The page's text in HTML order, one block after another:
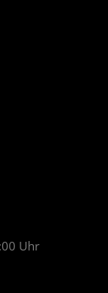
Uhr